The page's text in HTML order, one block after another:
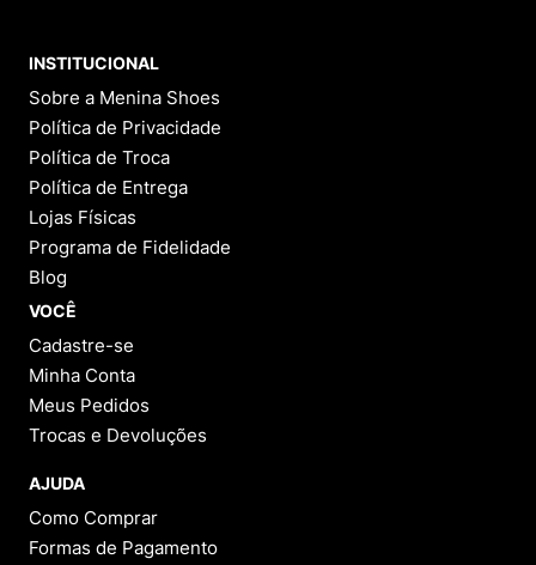
INSTITUCIONAL
Sobre a Menina Shoes
Política de Privacidade
Política de Troca
Política de Entrega
Lojas Físicas
Programa de Fidelidade
Blog
VOCÊ
Cadastre-se
Minha Conta
Meus Pedidos
Trocas e Devoluções
AJUDA
Como Comprar
Formas de Pagamento